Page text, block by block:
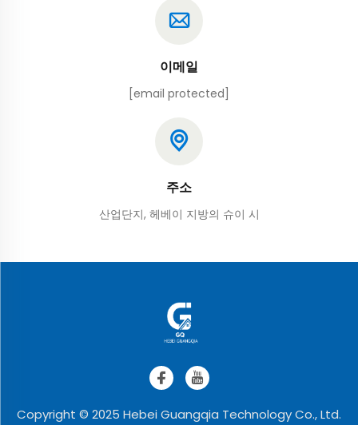
이메일
[email protected]
주소
산업단지, 헤베이 지방의 슈이 시
Copyright © 2025 Hebei Guangqia Technology Co., Ltd.